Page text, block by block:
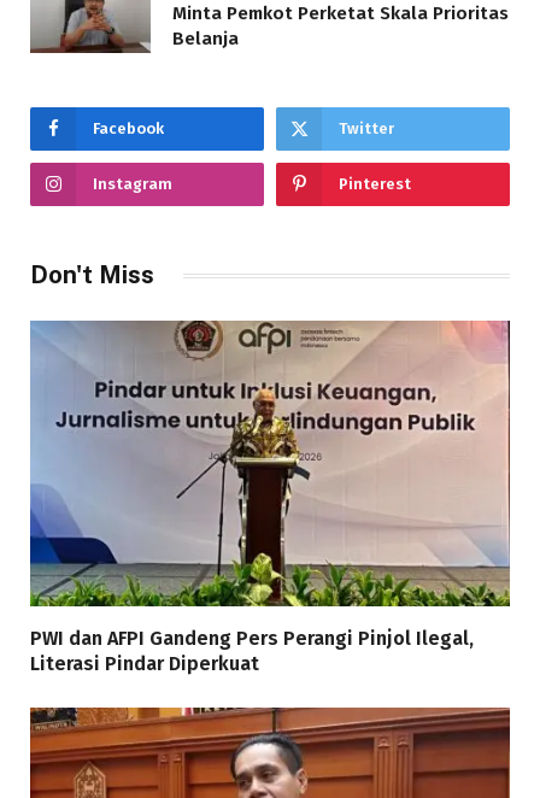
Minta Pemkot Perketat Skala Prioritas
Belanja
Facebook Twitter
Instagram Pinterest
Don't Miss
PWI dan AFPI Gandeng Pers Perangi Pinjol Ilegal,
Literasi Pindar Diperkuat